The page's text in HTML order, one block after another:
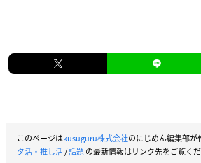
このページはkusuguru株式会社のにじめん編集部が
タ活・推し活/話題の最新情報はリンク先をご覧くだ